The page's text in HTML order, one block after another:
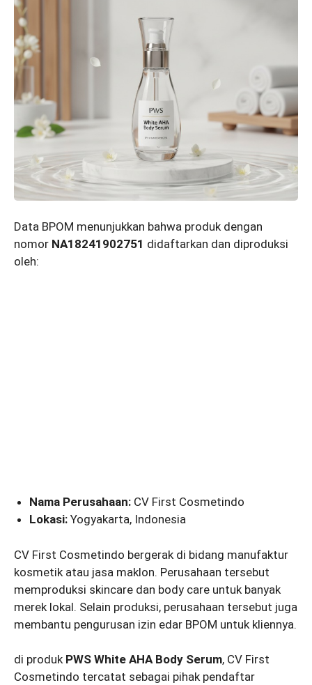
Data BPOM menunjukkan bahwa produk dengan
nomor NA18241902751 didaftarkan dan diproduksi
oleh:
Nama Perusahaan: CV First Cosmetindo
Lokasi: Yogyakarta, Indonesia
CV First Cosmetindo bergerak di bidang manufaktur
kosmetik atau jasa maklon. Perusahaan tersebut
memproduksi skincare dan body care untuk banyak
merek lokal. Selain produksi, perusahaan tersebut juga
membantu pengurusan izin edar BPOM untuk kliennya.
di produk PWS White AHA Body Serum, CV First
Cosmetindo tercatat sebagai pihak pendaftar